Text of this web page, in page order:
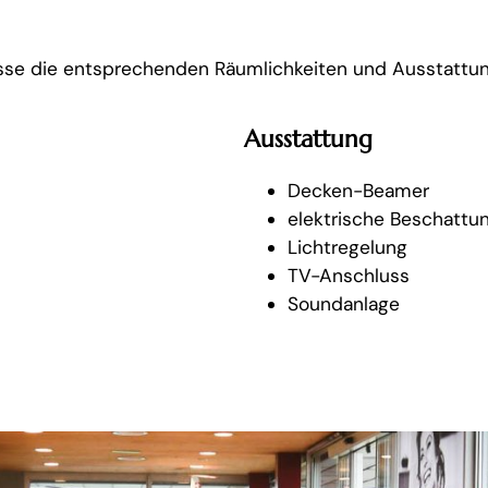
die entsprechenden Räumlichkeiten und
Ausstattung
Decken-Beamer
elektrische
Lichtregelung
TV-Anschluss
Soundanlage